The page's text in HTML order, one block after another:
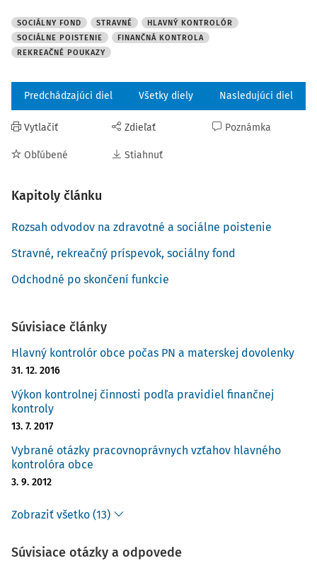
SOCIÁLNY FOND STRAVNÉ
HLAVNÝ KONTROLÓR
SOCIÁLNE POISTENIE
FINANČNÁ KONTROLA
REKREAČNÉ POUKAZY
Predchádzajúci diel Všetky diely Nasledujúci diel
Vytlačiť
Obľúbené
Zdieľať
Stiahnuť
Poznámka
Kapitoly článku
Rozsah odvodov na zdravotné a sociálne poistenie
Stravné, rekreačný príspevok, sociálny fond
Odchodné po skončení funkcie
Súvisiace články
Hlavný kontrolór obce počas PN a materskej dovolenky
31. 12. 2016
Výkon kontrolnej činnosti podľa pravidiel finančnej
kontroly
13. 7. 2017
Vybrané otázky pracovnoprávnych vzťahov hlavného
kontrolóra obce
3. 9. 2012
Zobraziť všetko (13)
Súvisiace otázky a odpovede